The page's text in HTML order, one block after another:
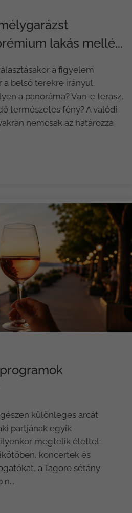
lakás mellé...
a figyelem
belső terekre irányul.
a panoráma? Van-e terasz,
természetes fény? A valódi
nemcsak az határozza
különleges arcát
partjának egyik
megtelik élettel:
koncertek és
a Tagore sétány